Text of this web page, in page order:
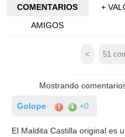
COMENTARIOS
+
AMIGOS
< 51
Mostrando
Golope +0
El Maldita Castilla original es